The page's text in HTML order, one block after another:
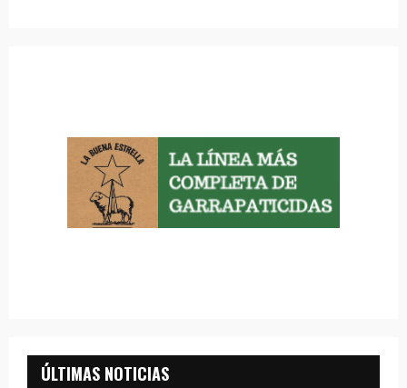
ÚLTIMAS NOTICIAS